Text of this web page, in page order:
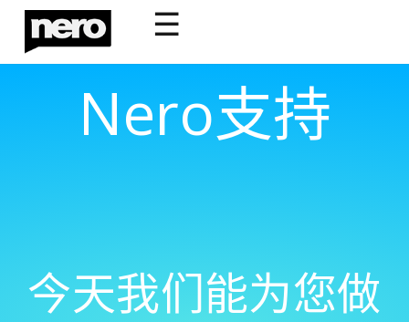
☰
Nero支持
今天我们能为您做